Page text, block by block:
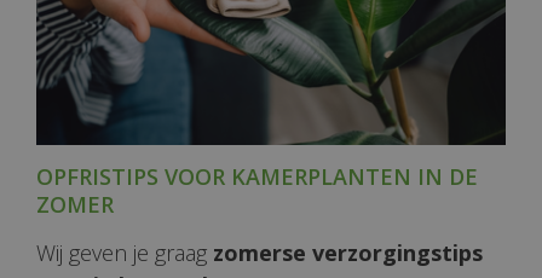
OPFRISTIPS VOOR KAMERPLANTEN IN DE
ZOMER
Wij geven je graag zomerse verzorgingstips